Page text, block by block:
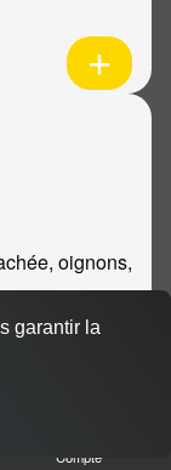
oignons,
Compte
garantir la